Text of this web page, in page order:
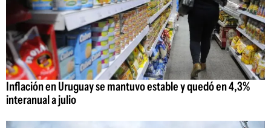
Inflación en Uruguay se mantuvo estable y quedó en 4,3%
interanual a julio